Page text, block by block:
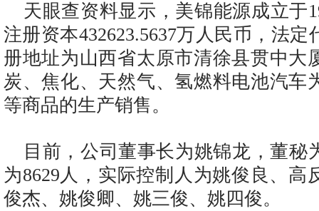
天眼查资料显示，美锦能源成立于
注册资本432623.5637万人民币，法
册地址为山西省太原市清徐县贯中大
炭、焦化、天然气、氢燃料电池汽车
等商品的生产销售。
目前，公司董事长为姚锦龙，董秘
为8629人，实际控制人为姚俊良、高
俊杰、姚俊卿、姚三俊、姚四俊。